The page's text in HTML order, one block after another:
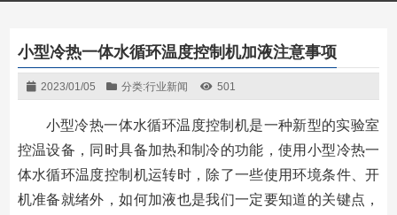
小型冷热一体水循环温度控制机加液注意事项
2023/01/05 分类:行业新闻 501
小型冷热一体水循环温度控制机是一种新型的实验室
控温设备，同时具备加热和制冷的功能，使用小型冷热一
体水循环温度控制机运转时，除了一些使用环境条件、开
机准备就绪外，如何加液也是我们一定要知道的关键点，